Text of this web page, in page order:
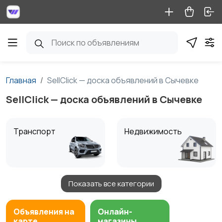
Главная SellClick — доска объявлений в Сычевке
SellClick — доска объявлений в Сычевке
Транспорт Недвижимость
Детские товары Услуги1
Показать все категории
Объявления на
Онлайн-